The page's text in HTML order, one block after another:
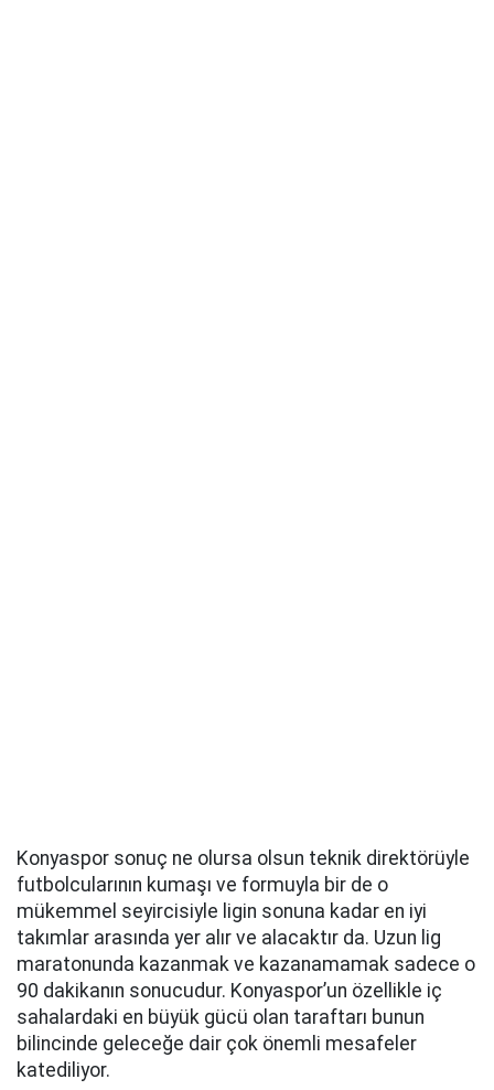
Konyaspor sonuç ne olursa olsun teknik direktörüyle
futbolcularının kumaşı ve formuyla bir de o
mükemmel seyircisiyle ligin sonuna kadar en iyi
takımlar arasında yer alır ve alacaktır da. Uzun lig
maratonunda kazanmak ve kazanamamak sadece o
90 dakikanın sonucudur. Konyaspor’un özellikle iç
sahalardaki en büyük gücü olan taraftarı bunun
bilincinde geleceğe dair çok önemli mesafeler
katediliyor.